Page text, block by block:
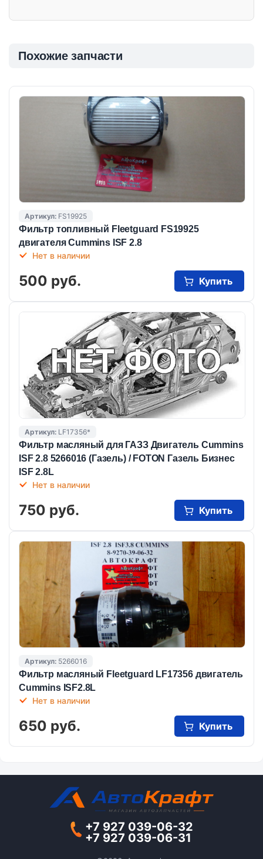
Похожие запчасти
Артикул: FS19925
Фильтр топливный Fleetguard FS19925
двигателя Cummins ISF 2.8
Нет в наличии
500 руб. Купить
Артикул: LF17356*
Фильтр масляный для ГАЗЗ Двигатель Cummins
ISF 2.8 5266016 (Газель) / FOTON Газель Бизнес
ISF 2.8L
Нет в наличии
750 руб. Купить
Артикул: 5266016
Фильтр масляный Fleetguard LF17356 двигатель
Cummins ISF2.8L
Нет в наличии
650 руб. Купить
+7 927 039-06-32
+7 927 039-06-31